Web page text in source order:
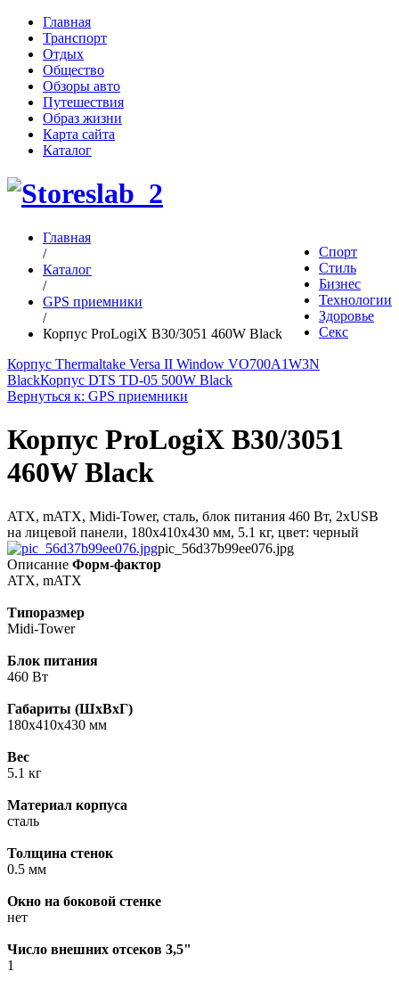
Главная
Транспорт
Отдых
Общество
Обзоры авто
Путешествия
Образ жизни
Карта сайта
Каталог
Спорт
Стиль
Бизнес
Технологии
Здоровье
Секс
Главная
/
Каталог
/
GPS приемники
/
Корпус ProLogiX B30/3051 460W Black
Корпус Thermaltake Versa II Window VO700A1W3N
BlackКорпус DTS TD-05 500W Black
Вернуться к: GPS приемники
Корпус ProLogiX B30/3051
460W Black
ATX, mATX, Midi-Tower, сталь, блок питания 460 Вт, 2xUSB
на лицевой панели, 180x410x430 мм, 5.1 кг, цвет: черный
pic_56d37b99ee076.jpg
Описание Форм-фактор
ATX, mATX
Типоразмер
Midi-Tower
Блок питания
460 Вт
Габариты (ШхВхГ)
180x410x430 мм
Вес
5.1 кг
Материал корпуса
сталь
Толщина стенок
0.5 мм
Окно на боковой стенке
нет
Число внешних отсеков 3,5"
1